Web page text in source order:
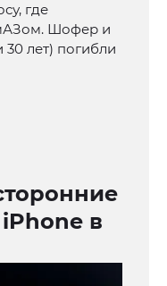
где
Шофер и
лет) погибли
в